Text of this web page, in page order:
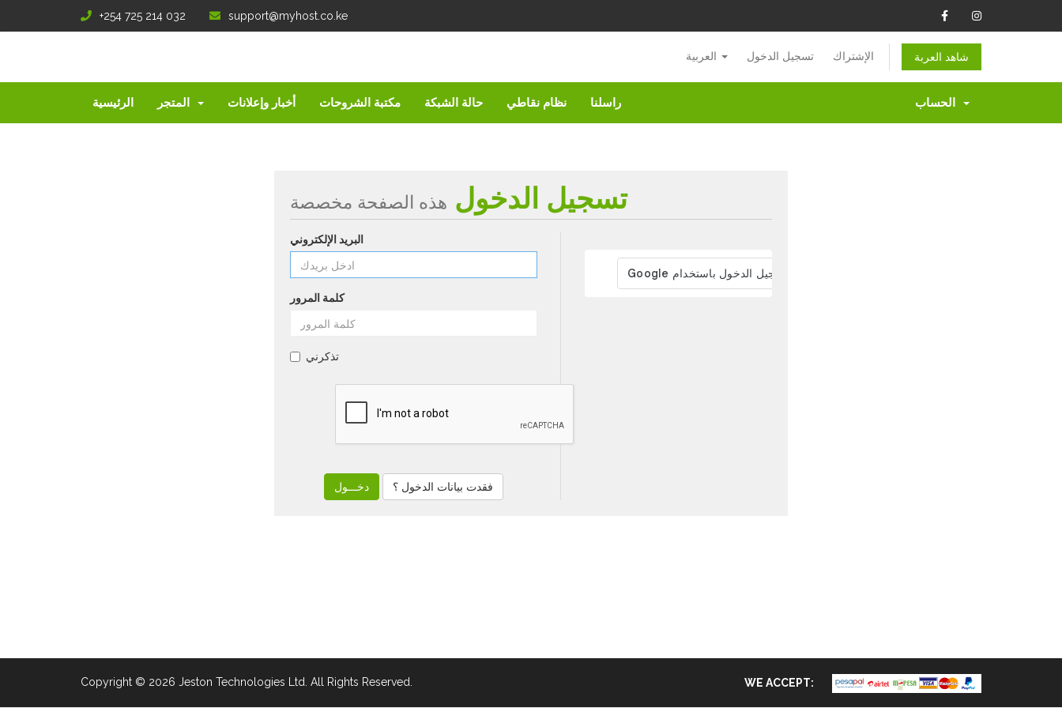
+254 725 214 032 support@myhost.co.ke
تسجيل الدخول الإشتراك شاهد العربة
الرئيسية أخبار وإعلانات مكتبة الشروحات حالة الشبكة نظام نقاطي راسلنا
تسجيل الدخول هذه الصفحة مخصصة
البريد الإلكتروني
كلمة المرور
تذكرني
فقدت بيانات الدخول ؟
Copyright © 2026 Jeston Technologies Ltd. All Rights Reserved. WE ACCEPT: